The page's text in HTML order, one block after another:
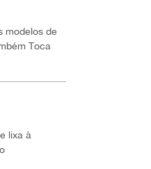
modelos de
Toca
lixa à